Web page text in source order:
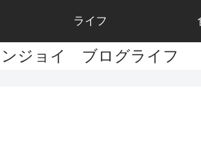
ジョイ ブログライフ
ライフ